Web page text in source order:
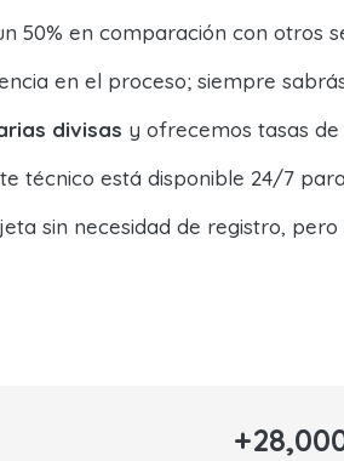
50% en comparación con otros
en el proceso; siempre
divisas y ofrecemos tasas
técnico está disponible 24/7
sin necesidad de registro,